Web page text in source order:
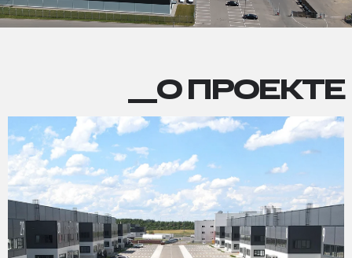
ПРОЕКТЕ
__О ПРОЕКТЕ